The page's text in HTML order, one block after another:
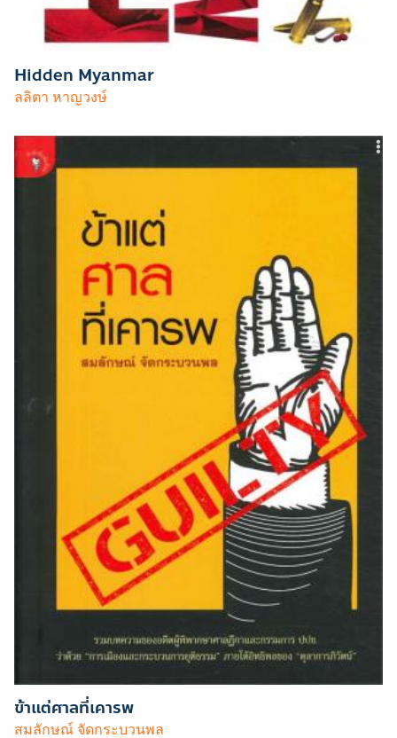
Hidden Myanmar
ลลิตา หาญวงษ์
ข้าแต่ศาลที่เคารพ
สมลักษณ์ จัดกระบวนพล